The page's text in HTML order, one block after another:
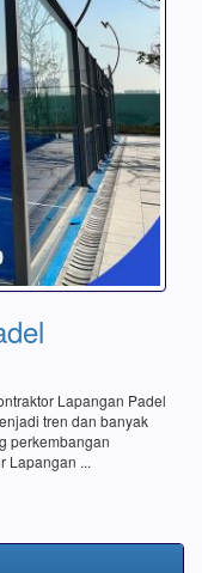
Lapangan Padel
tren dan banyak
perkembangan
Lapangan ...